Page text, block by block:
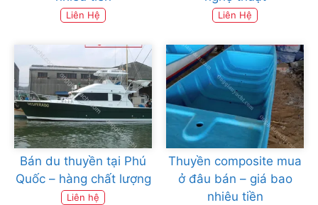
Liên Hệ Liên Hệ
Bán du thuyền tại Phú
Quốc – hàng chất lượng
Liên hệ
Thuyền composite mua
ở đâu bán – giá bao
nhiêu tiền